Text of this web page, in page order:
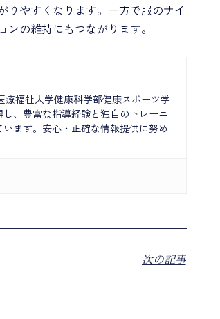
りやすくなります。一方で服のサイ
の維持にもつながります。
福祉大学健康科学部健康スポーツ学
、豊富な指導経験と独自のトレーニ
ます。安心・正確な情報提供に努め
次の記事